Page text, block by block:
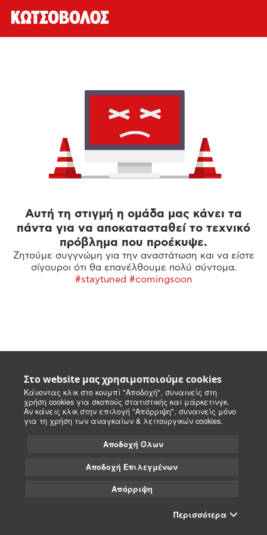
Στο website μας χρησιμοποιούμε cookies
Κάνοντας κλικ στο κουμπί "Αποδοχή", συναινείς στη
χρήση cookies για σκοπούς στατιστικής και μάρκετινγκ.
Αν κάνεις κλικ στην επιλογή "Απόρριψη", συναινείς μόνο
για τη χρήση των αναγκαίων & λειτουργικών cookies.
Αποδοχή Όλων
Αποδοχή Επιλεγμένων
Απόρριψη
Περισσότερα
Αυτή τη στιγμή η ομάδα μας κάνει τα
πάντα για να αποκατασταθεί το τεχνικό
πρόβλημα που προέκυψε.
Ζητούμε συγγνώμη για την αναστάτωση και να είστε
σίγουροι ότι θα επανέλθουμε πολύ σύντομα.
#staytuned #comingsoon